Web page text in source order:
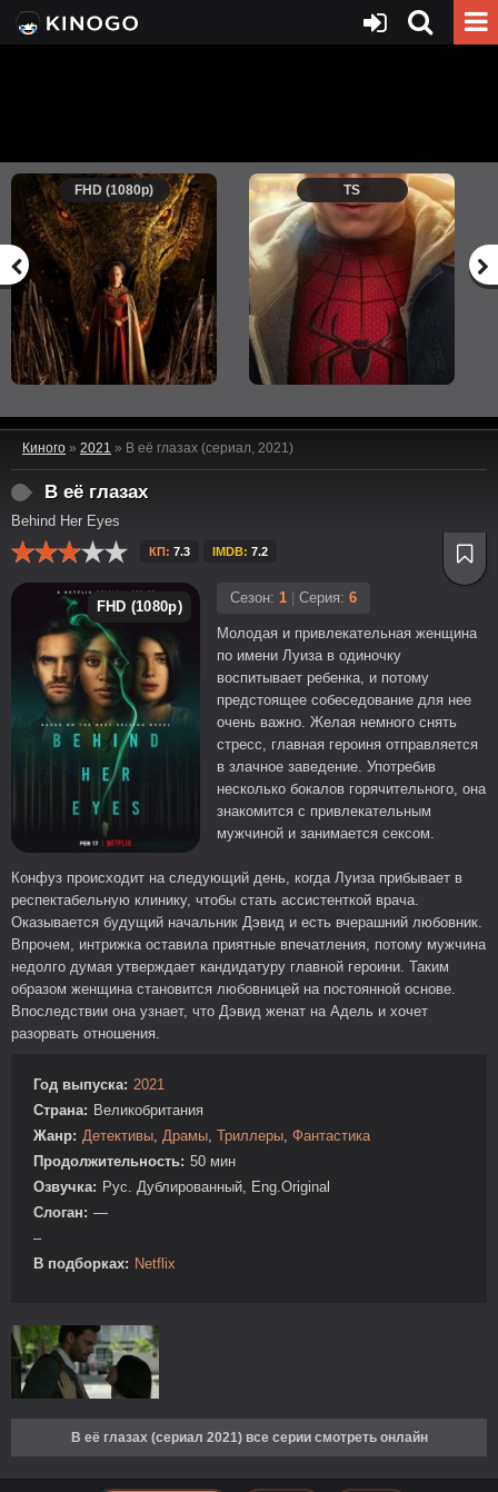
FHD (1080p) TS
Киного » 2021 » В её глазах (сериал, 2021)
В её глазах
Behind Her Eyes
КП: 7.3 IMDB: 7.2
FHD (1080p)
Сезон: 1 Серия: 6
Молодая и привлекательная женщина
по имени Луиза в одиночку
воспитывает ребенка, и потому
предстоящее собеседование для нее
очень важно. Желая немного снять
стресс, главная героиня отправляется
в злачное заведение. Употребив
несколько бокалов горячительного, она
знакомится с привлекательным
мужчиной и занимается сексом.
Конфуз происходит на следующий день, когда Луиза прибывает в
респектабельную клинику, чтобы стать ассистенткой врача.
Оказывается будущий начальник Дэвид и есть вчерашний любовник.
Впрочем, интрижка оставила приятные впечатления, потому мужчина
недолго думая утверждает кандидатуру главной героини. Таким
образом женщина становится любовницей на постоянной основе.
Впоследствии она узнает, что Дэвид женат на Адель и хочет
разорвать отношения.
Год выпуска: 2021
Страна: Великобритания
Жанр: Детективы, Драмы, Триллеры, Фантастика
Продолжительность: 50 мин
Озвучка: Рус. Дублированный, Eng.Original
Слоган: —
–
В подборках: Netflix
В её глазах (сериал 2021) все серии смотреть онлайн